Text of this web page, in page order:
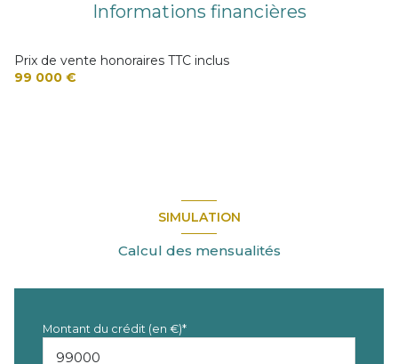
Informations financières
Prix de vente honoraires TTC inclus
99 000 €
SIMULATION
Calcul des mensualités
Montant du crédit (en €)*